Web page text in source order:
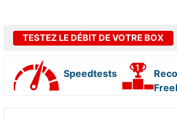
TESTEZ LE DÉBIT DE VOTRE BOX
Speedtests